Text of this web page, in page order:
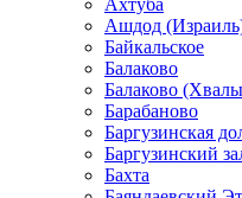
Ахтуба
Ашдод
Байкальское
Балаково
Балаково
Барабаново
Баргузинская
Баргузинский
Бахта